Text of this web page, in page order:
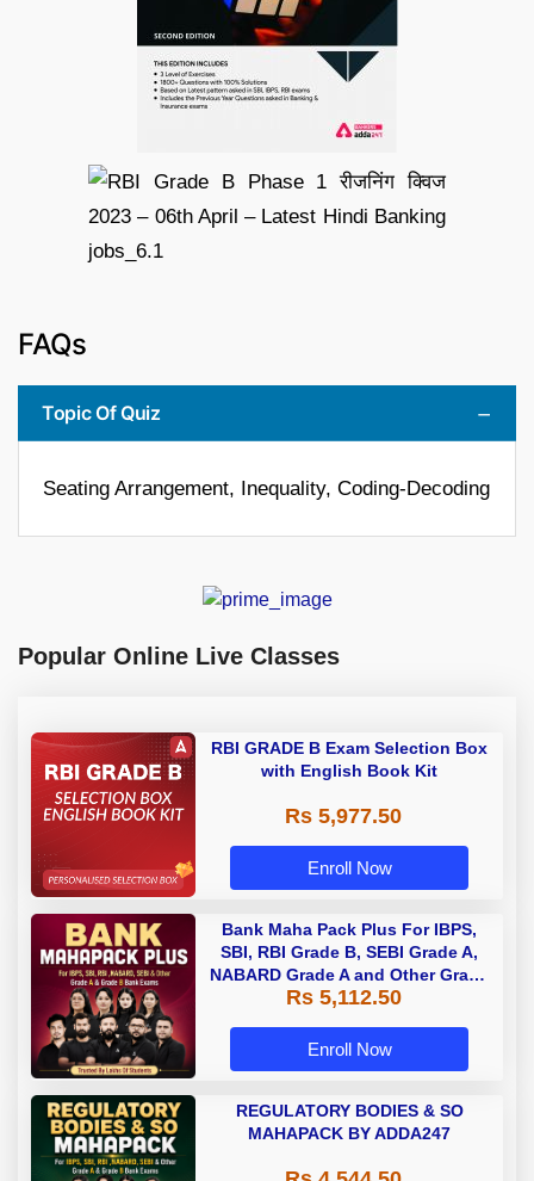
FAQs
Topic Of Quiz
Seating Arrangement, Inequality, Coding-Decoding
Popular Online Live Classes
RBI GRADE B Exam Selection Box
with English Book Kit
Rs 5,977.50
Enroll Now
Bank Maha Pack Plus For IBPS,
SBI, RBI Grade B, SEBI Grade A,
NABARD Grade A and Other Grade
A & Grade B Bank Exams
Rs 5,112.50
Enroll Now
REGULATORY BODIES & SO
MAHAPACK BY ADDA247